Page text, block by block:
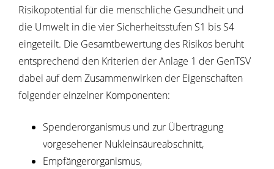
Risikopotential für die menschliche Gesundheit und
die Umwelt in die vier Sicherheitsstufen S1 bis S4
eingeteilt. Die Gesamtbewertung des Risikos beruht
entsprechend den Kriterien der Anlage 1 der GenTSV
dabei auf dem Zusammenwirken der Eigenschaften
folgender einzelner Komponenten:
Spenderorganismus und zur Übertragung
vorgesehener Nukleinsäureabschnitt,
Empfängerorganismus,